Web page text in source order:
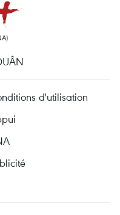
d'utilisation